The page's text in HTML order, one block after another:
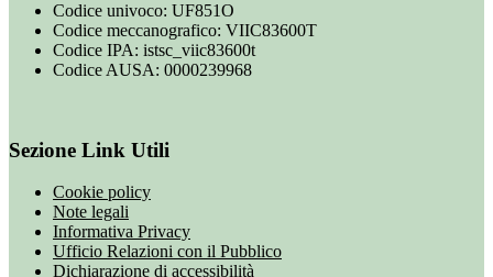
Codice univoco: UF851O
Codice meccanografico: VIIC83600T
Codice IPA: istsc_viic83600t
Codice AUSA: 0000239968
Sezione Link Utili
Cookie policy
Note legali
Informativa Privacy
Ufficio Relazioni con il Pubblico
Dichiarazione di accessibilità